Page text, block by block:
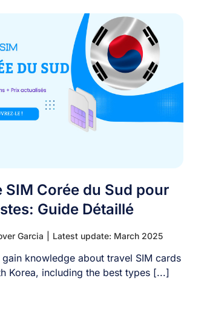
SIM Corée du Sud pour
Guide Détaillé
Garcia Latest update: March 2025
knowledge about travel SIM cards
Korea, including the best types [...]